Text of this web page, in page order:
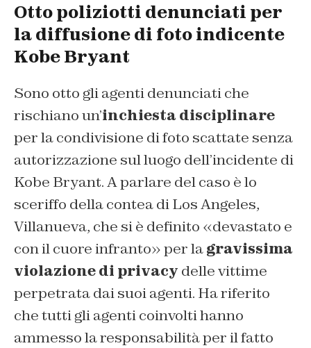
Otto poliziotti denunciati per
la diffusione di foto indicente
Kobe Bryant
Sono otto gli agenti denunciati che
rischiano un’inchiesta disciplinare
per la condivisione di foto scattate senza
autorizzazione sul luogo dell’incidente di
Kobe Bryant. A parlare del caso è lo
sceriffo della contea di Los Angeles,
Villanueva, che si è definito «devastato e
con il cuore infranto» per lagravissima
violazione di privacy delle vittime
perpetrata dai suoi agenti. Ha riferito
che tutti gli agenti coinvolti hanno
ammesso la responsabilità per il fatto